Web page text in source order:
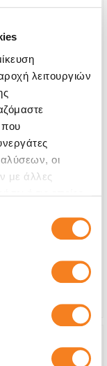
λειτουργιών
οι
με άλλες
Call
-
1-7 ημέρες